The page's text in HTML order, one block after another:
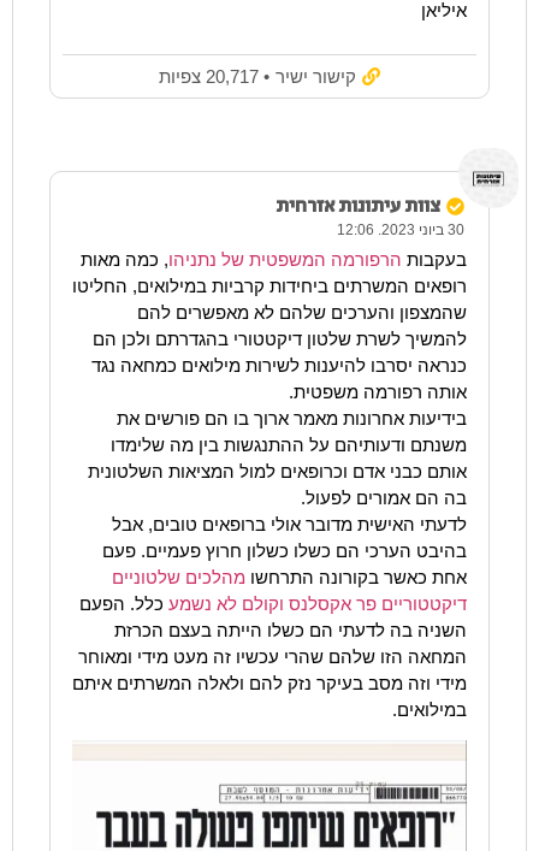
איליאן
קישור ישיר • 20,717 צפיות
צוות עיתונות אזרחית
30 ביוני 2023. 12:06
בעקבות הרפורמה המשפטית של נתניהו, כמה מאות
רופאים המשרתים ביחידות קרביות במילואים, החליטו
שהמצפון והערכים שלהם לא מאפשרים להם
להמשיך לשרת שלטון דיקטטורי בהגדרתם ולכן הם
כנראה יסרבו להיענות לשירות מילואים כמחאה נגד
אותה רפורמה משפטית.
בידיעות אחרונות מאמר ארוך בו הם פורשים את
משנתם ודעותיהם על ההתנגשות בין מה שלימדו
אותם כבני אדם וכרופאים למול המציאות השלטונית
בה הם אמורים לפעול.
לדעתי האישית מדובר אולי ברופאים טובים, אבל
בהיבט הערכי הם כשלו כשלון חרוץ פעמיים. פעם
אחת כאשר בקורונה התרחשו מהלכים שלטוניים
דיקטטוריים פר אקסלנס וקולם לא נשמע כלל. הפעם
השניה בה לדעתי הם כשלו הייתה בעצם הכרזת
המחאה הזו שלהם שהרי עכשיו זה מעט מידי ומאוחר
מידי וזה מסב בעיקר נזק להם ולאלה המשרתים איתם
במילואים.